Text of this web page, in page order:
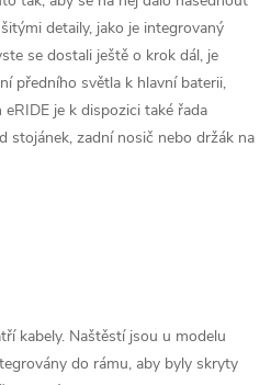
detaily, jako je integrovaný
se dostali ještě o krok dál, je
předního světla k hlavní baterii,
je k dispozici také řada
stojánek, zadní nosič nebo držák na
kabely. Naštěstí jsou u modelu
do rámu, aby byly skryty